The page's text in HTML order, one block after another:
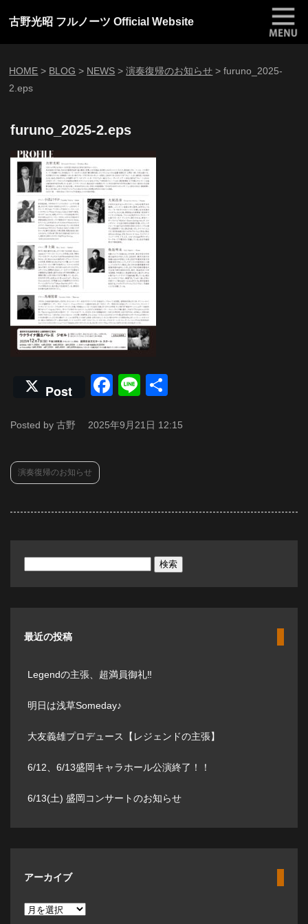
古野光昭 フルノーツ Official Website
HOME > BLOG > NEWS >演奏復帰のお知らせ >furuno_2025-
2.eps
furuno_2025-2.eps
Post Facebook
Line
Posted by 古野 2025年9月21日 12:15
演奏復帰のお知らせ
最近の投稿
Legendの主張、超満員御礼‼️
明日は浅草Someday♪
大友義雄プロデュース【レジェンドの主張】
6/12、6/13盛岡キャラホール公演終了！！
6/13(土) 盛岡コンサートのお知らせ
アーカイブ
ア